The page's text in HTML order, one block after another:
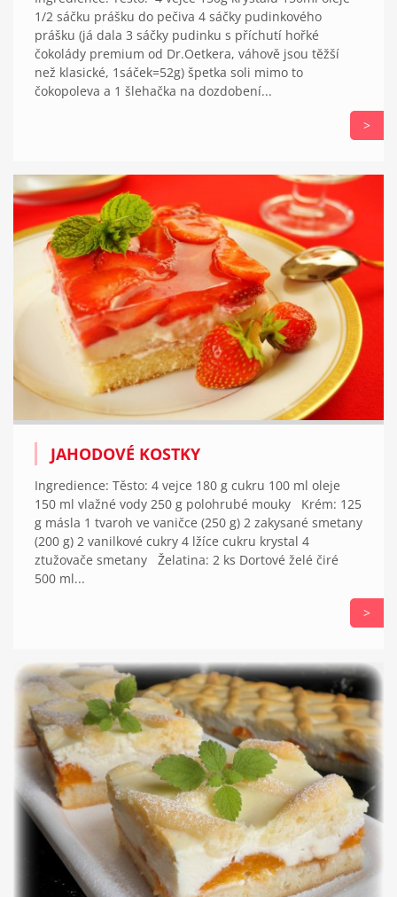
1/2 sáčku prášku do pečiva 4 sáčky pudinkového
prášku (já dala 3 sáčky pudinku s příchutí hořké
čokolády premium od Dr.Oetkera, váhově jsou těžší
než klasické, 1sáček=52g) špetka soli mimo to
čokopoleva a 1 šlehačka na dozdobení...
>
JAHODOVÉ KOSTKY
Ingredience: Těsto: 4 vejce 180 g cukru 100 ml oleje
150 ml vlažné vody 250 g polohrubé mouky Krém: 125
g másla 1 tvaroh ve vaničce (250 g) 2 zakysané smetany
(200 g) 2 vanilkové cukry 4 lžíce cukru krystal 4
ztužovače smetany Želatina: 2 ks Dortové želé čiré
500 ml...
>